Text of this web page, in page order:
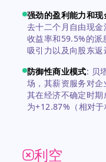
强劲的盈利能力和现
去十二个月自由现
收益率和59.5%的派
吸引力以及向股东返
防御性商业模式: 贝
场，其薪资服务对
其在经济不确定时
为+12.87%（相对于
利空